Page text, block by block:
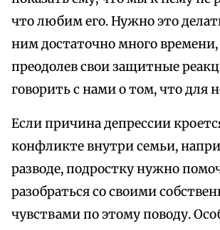
что любим его. Нужно это
ним достаточно много
преодолев свои защитные
говорить с нами о том, что для
Если причина депрессии
конфликте внутри семьи,
разводе, подростку нужно
разобраться со своими
чувствами по этому поводу.